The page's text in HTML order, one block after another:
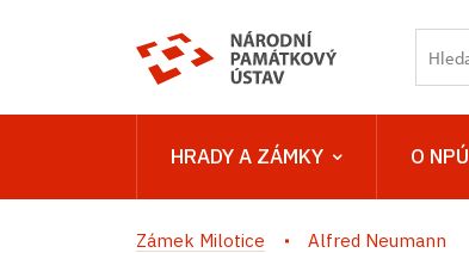
HRADY A ZÁMKY O NPÚ
Zámek Milotice Alfred Neumann